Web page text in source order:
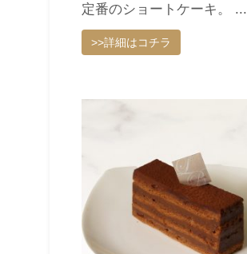
定番のショートケーキ。 ...
>>詳細はコチラ